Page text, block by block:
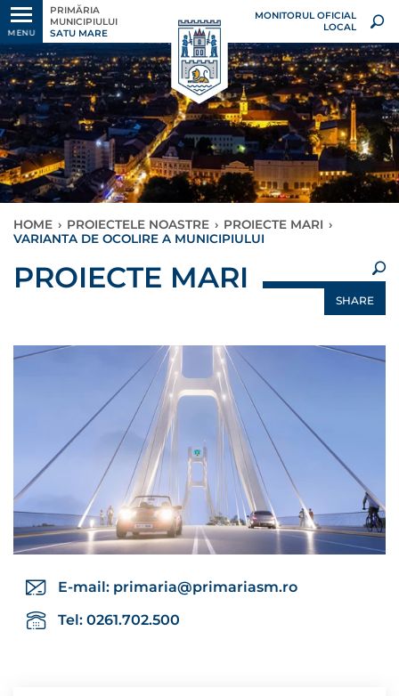
MENU
PRIMĂRIA
MUNICIPIULUI
SATU MARE
MONITORUL OFICIAL
LOCAL
HOME › PROIECTELE NOASTRE › PROIECTE MARI ›
VARIANTA DE OCOLIRE A MUNICIPIULUI
×
PROIECTE MARI
SHARE
E-mail: primaria@primariasm.ro
Tel: 0261.702.500